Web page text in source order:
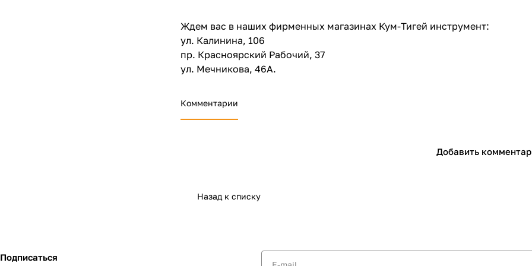
Ждем вас в наших фирменных магазинах Кум-Тигей инструмент:
ул. Калинина, 106
пр. Красноярский Рабочий, 37
ул. Мечникова, 46А.
Комментарии
Добавить
Назад к списку
Подписаться